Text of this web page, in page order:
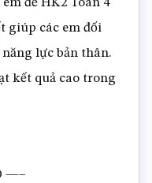
đề HK2 Toán 4
giúp các em đối
lực bản thân.
kết quả cao trong
—–